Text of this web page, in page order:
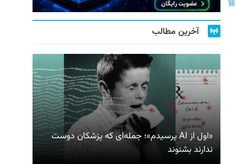
آخرین مطالب
«اول از AI پرسیدم»؛ جمله‌ای که پزشکان دوست
ندارند بشنوند